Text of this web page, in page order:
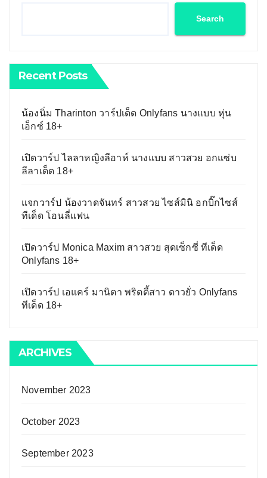
Search
Recent Posts
น้องนิ่ม Tharinton วาร์ปเด็ด Onlyfans นางแบบ หุ่น
เอ็กซ์ 18+
เปิดวาร์ป ไลลาหญิงลีอาห์ นางแบบ สาวสวย อกแซ่บ
ลีลาเด็ด 18+
แจกวาร์ป น้องวาดจันทร์ สาวสวย ไซส์มินิ อกบิ๊กไซส์
ทีเด็ด โอนลี่แฟน
เปิดวาร์ป Monica Maxim สาวสวย สุดเซ็กซี่ ทีเด็ด
Onlyfans 18+
เปิดวาร์ป เอแคร์ มานิตา พริตตี้สาว ดาวยั่ว Onlyfans
ทีเด็ด 18+
ARCHIVES
November 2023
October 2023
September 2023